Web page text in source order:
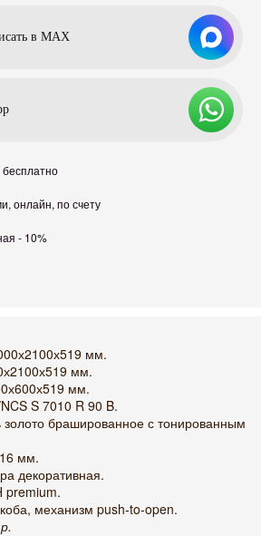
в МАХ
онлайн, по счету
- 10%
мм.
мм.
мм.
S 7010 R 90 B.
брашированное с тонированным
мм.
декоративная.
premium.
механизм push-to-open.